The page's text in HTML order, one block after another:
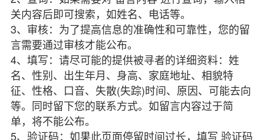
关内容后即可搜索，如姓名、电话等。
3、审核：为了提高信息的准确性和可靠性，您的留
言需要通过审核才能公布。
4、填写：请尽可能的提供被寻者的详细资料：姓
名、性别、出生年月、身高、家庭地址、相貌特
征、性格、口音、失散(失踪)时间、原因、可能去向
等。同时留下您的联系方式。如留言内容过于简
单，将不能公布。
5、验证码：如果此页面停留时间过长，填写 验证码